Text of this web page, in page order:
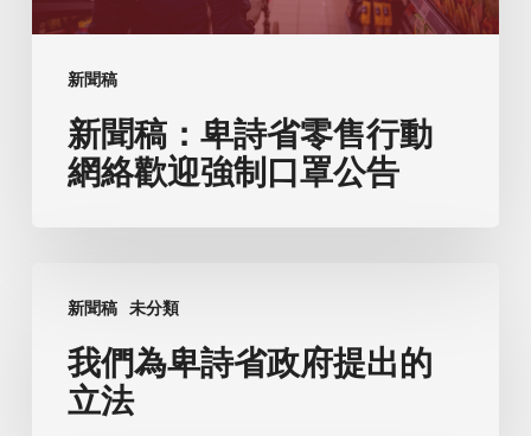
新聞稿
新聞稿：卑詩省零售行動
網絡歡迎強制口罩公告
新聞稿 未分類
我們為卑詩省政府提出的
立法